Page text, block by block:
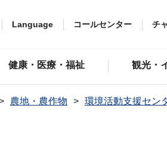
Language コールセンター チ
健康・医療・福祉 観光・
農地・農作物
環境活動支援セン